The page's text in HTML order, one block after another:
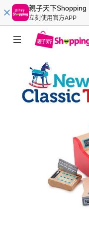
親子天下Shopping
立刻使用官方APP